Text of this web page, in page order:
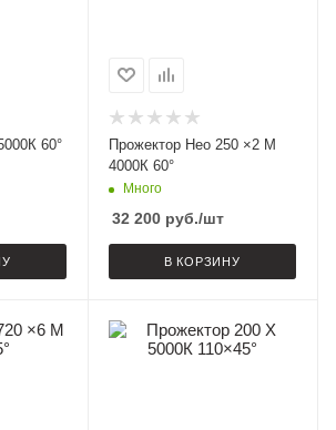
60°
Прожектор Нео 250 ×2 M
4000К 60°
Много
32 200руб./шт
В КОРЗИНУ